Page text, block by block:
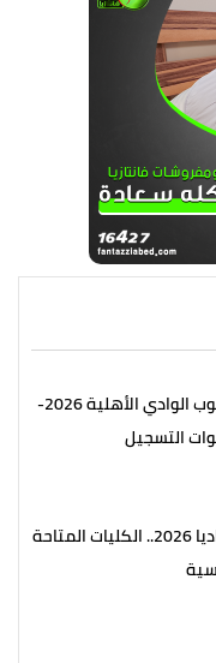
تقديم جامعة جنوب الوادي الأهلية 2026-
تنسيق جامعة باديا 2026.. الكليات المتاحة